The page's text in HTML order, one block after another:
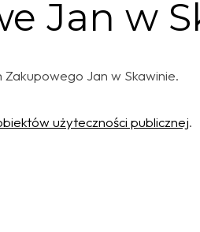
Jan w
Jan w Skawinie.
użyteczności publicznej.